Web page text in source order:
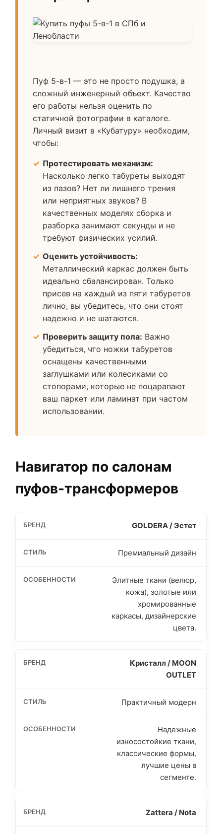
Пуф 5-в-1 — это не просто подушка, а
сложный инженерный объект. Качество
его работы нельзя оценить по
статичной фотографии в каталоге.
Личный визит в «Кубатуру» необходим,
чтобы:
Протестировать механизм:
Насколько легко табуреты выходят
из пазов? Нет ли лишнего трения
или неприятных звуков? В
качественных моделях сборка и
разборка занимают секунды и не
требуют физических усилий.
Оценить устойчивость:
Металлический каркас должен быть
идеально сбалансирован. Только
присев на каждый из пяти табуретов
лично, вы убедитесь, что они стоят
надежно и не шатаются.
Проверить защиту пола: Важно
убедиться, что ножки табуретов
оснащены качественными
заглушками или колесиками со
стопорами, которые не поцарапают
ваш паркет или ламинат при частом
использовании.
Навигатор по салонам
пуфов-трансформеров
GOLDERA / Эстет
Премиальный дизайн
Элитные ткани (велюр,
кожа), золотые или
хромированные
каркасы, дизайнерские
цвета.
Кристалл / MOON
OUTLET
Практичный модерн
Надежные
износостойкие ткани,
классические формы,
лучшие цены в
сегменте.
Zattera / Nota